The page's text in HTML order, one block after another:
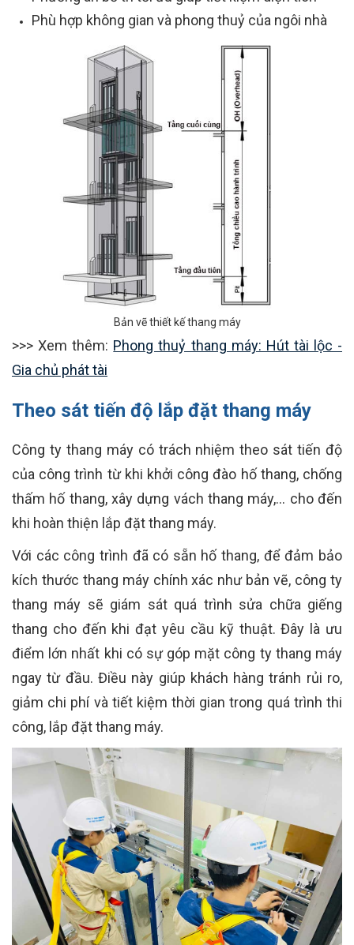
Phù hợp không gian và phong thuỷ của ngôi nhà
Bản vẽ thiết kế thang máy
>>> Xem thêm: Phong thuỷ thang máy: Hút tài lộc -
Gia chủ phát tài
Theo sát tiến độ lắp đặt thang máy
Công ty thang máy có trách nhiệm theo sát tiến độ
của công trình từ khi khởi công đào hố thang, chống
thấm hố thang, xây dựng vách thang máy,... cho đến
khi hoàn thiện lắp đặt thang máy.
Với các công trình đã có sẵn hố thang, để đảm bảo
kích thước thang máy chính xác như bản vẽ, công ty
thang máy sẽ giám sát quá trình sửa chữa giếng
thang cho đến khi đạt yêu cầu kỹ thuật. Đây là ưu
điểm lớn nhất khi có sự góp mặt công ty thang máy
ngay từ đầu. Điều này giúp khách hàng tránh rủi ro,
giảm chi phí và tiết kiệm thời gian trong quá trình thi
công, lắp đặt thang máy.